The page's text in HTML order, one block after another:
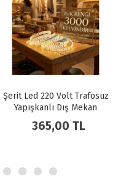
Şerit Led 220 Volt Trafosuz
Yapışkanlı Dış Mekan
Günışığı Işık Fiş + 5 Metre
CT-4476
365,00 TL